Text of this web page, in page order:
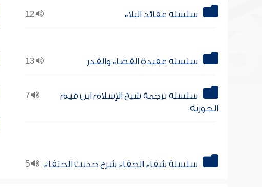
12 سلسلة عقائد البلاء
13 سلسلة عقيدة القضاء والقدر
7
سلسلة ترجمة شيخ الإسلام ابن قيم
الجوزية
5 سلسلة شفاء الجفاء شرح حديث الحنفاء